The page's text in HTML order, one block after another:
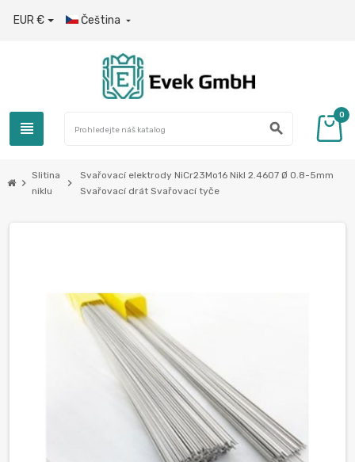
EUR € Čeština 
view_headline search
0
chevron_right
Slitina
niklu
chevron_right
Svařovací elektrody NiCr23Mo16 Nikl 2.4607 Ø 0.8-5mm
Svařovací drát Svařovací tyče